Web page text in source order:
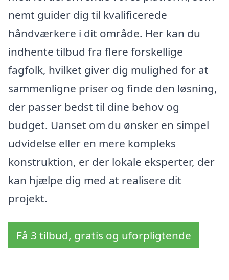
nemt guider dig til kvalificerede
håndværkere i dit område. Her kan du
indhente tilbud fra flere forskellige
fagfolk, hvilket giver dig mulighed for at
sammenligne priser og finde den løsning,
der passer bedst til dine behov og
budget. Uanset om du ønsker en simpel
udvidelse eller en mere kompleks
konstruktion, er der lokale eksperter, der
kan hjælpe dig med at realisere dit
projekt.
Få 3 tilbud, gratis og uforpligtende